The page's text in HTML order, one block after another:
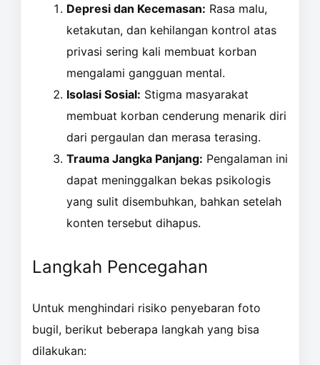
Depresi dan Kecemasan: Rasa malu,
ketakutan, dan kehilangan kontrol atas
privasi sering kali membuat korban
mengalami gangguan mental.
Isolasi Sosial: Stigma masyarakat
membuat korban cenderung menarik diri
dari pergaulan dan merasa terasing.
Trauma Jangka Panjang: Pengalaman ini
dapat meninggalkan bekas psikologis
yang sulit disembuhkan, bahkan setelah
konten tersebut dihapus.
Langkah Pencegahan
Untuk menghindari risiko penyebaran foto
bugil, berikut beberapa langkah yang bisa
dilakukan: